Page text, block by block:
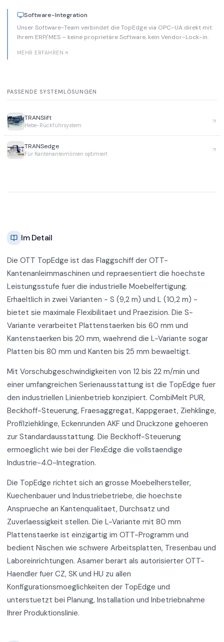
Software-Integration
Unser Software-Team verbindet die TopEdge via OPC-UA direkt mit
Ihrem ERP/MES – keine proprietäre Software, kein Vendor-Lock-in.
MEHR ERFAHREN
PASSENDE SYSTEMLÖSUNGEN
TRANSlift
Hebe-Rückführsystem
TRANSedge
Für Kantenanleimlinien optimiert
Im Detail
Die OTT TopEdge ist das Flaggschiff der OTT-
Kantenanleimmaschinen und repraesentiert die hoechste
Leistungsstufe fuer die industrielle Moebelfertigung.
Erhaeltlich in zwei Varianten - S (9,2 m) und L (10,2 m) -
bietet sie maximale Flexibilitaet und Praezision. Die S-
Variante verarbeitet Plattenstaerken bis 60 mm und
Kantenstaerken bis 20 mm, waehrend die L-Variante sogar
Platten bis 80 mm und Kanten bis 25 mm bewaeltigt.
Mit Vorschubgeschwindigkeiten von 12 bis 22 m/min und
einer umfangreichen Serienausstattung ist die TopEdge fuer
den industriellen Linienbetrieb konzipiert. CombiMelt PUR,
Beckhoff-Steuerung, Fraesaggregat, Kappgeraet, Ziehklinge,
Profilziehklinge, Eckenrunden AKF und Druckzone gehoeren
zur Standardausstattung. Die Beckhoff-Steuerung
ermoeglicht wie bei der FlexEdge die vollstaendige
Industrie-4.0-Integration.
Die TopEdge richtet sich an grosse Moebelhersteller,
Kuechenbauer und Industriebetriebe, die hoechste
Ansprueche an Kantenqualitaet, Durchsatz und
Zuverlaessigkeit stellen. Die L-Variante mit 80 mm
Plattenstaerke ist einzigartig im OTT-Programm und
bedient Nischen wie schwere Arbeitsplatten, Tresenbau und
Laboreinrichtungen. Asamer berart als autorisierter OTT-
Haendler fuer CZ, SK und HU zu allen
Konfigurationsmoeglichkeiten der TopEdge und
unterstuetzt bei Planung, Installation und Inbetriebnahme
Ihrer Produktionslinie.